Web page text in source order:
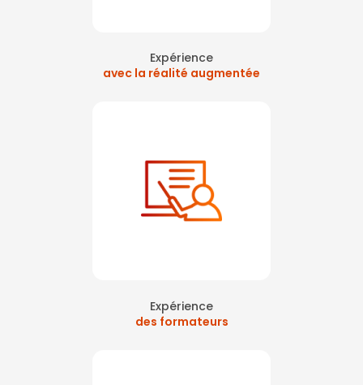
Expérience
avec la réalité augmentée
Expérience
des formateurs